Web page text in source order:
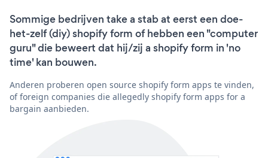
Sommige bedrijven take a stab at eerst een doe-
het-zelf (diy) shopify form of hebben een "computer
guru" die beweert dat hij/zij a shopify form in 'no
time' kan bouwen.
Anderen proberen open source shopify form apps te vinden,
of foreign companies die allegedly shopify form apps for a
bargain aanbieden.